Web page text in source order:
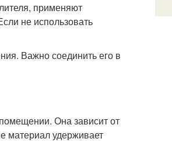
применяют
не использовать
Важно соединить его в
Она зависит от
материал удерживает